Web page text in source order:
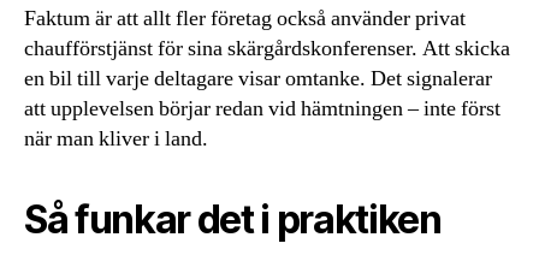
Faktum är att allt fler företag också använder privat
chaufförstjänst för sina skärgårdskonferenser. Att skicka
en bil till varje deltagare visar omtanke. Det signalerar
att upplevelsen börjar redan vid hämtningen – inte först
när man kliver i land.
Så funkar det i praktiken